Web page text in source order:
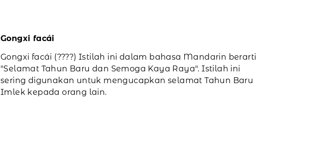
Gongxi facái
Gongxi facái (????) Istilah ini dalam bahasa Mandarin berarti
"Selamat Tahun Baru dan Semoga Kaya Raya". Istilah ini
sering digunakan untuk mengucapkan selamat Tahun Baru
Imlek kepada orang lain.